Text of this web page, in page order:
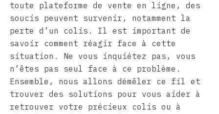
toute plateforme de vente en ligne, des
soucis peuvent survenir, notamment la
perte d’un colis. Il est important de
savoir comment réagir face à cette
situation. Ne vous inquiétez pas, vous
n’êtes pas seul face à ce problème.
Ensemble, nous allons démêler ce fil et
trouver des solutions pour vous aider à
retrouver votre précieux colis ou à